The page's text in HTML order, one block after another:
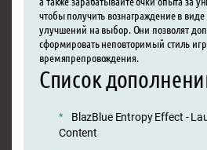
чтобы получить вознаграждение в виде
улучшений на выбор. Они позволят
сформировать неповторимый стиль
времяпрепровождения.
Список
BlazBlue Entropy Effect -
Content